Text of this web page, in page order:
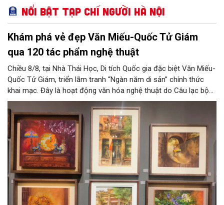
Nổi bật Tạp chí Người Hà Nội
Khám phá vẻ đẹp Văn Miếu-Quốc Tử Giám
qua 120 tác phẩm nghệ thuật
Chiều 8/8, tại Nhà Thái Học, Di tích Quốc gia đặc biệt Văn Miếu-
Quốc Tử Giám, triển lãm tranh “Ngàn năm di sản” chính thức
khai mạc. Đây là hoạt động văn hóa nghệ thuật do Câu lạc bộ
Tôi Vẽ phối hợp cùng Trung tâm hoạt động Văn hóa Khoa học
Văn Miếu - Quốc Tử Giám tổ chức, chào mừng 950 năm Quốc
Tử Giám (1076-2026) và hướng tới kỷ niệm 81 năm Quốc khánh
nước Cộng hòa xã hội chủ nghĩa Việt Nam.